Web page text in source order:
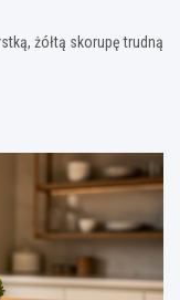
żółtą skorupę trudną